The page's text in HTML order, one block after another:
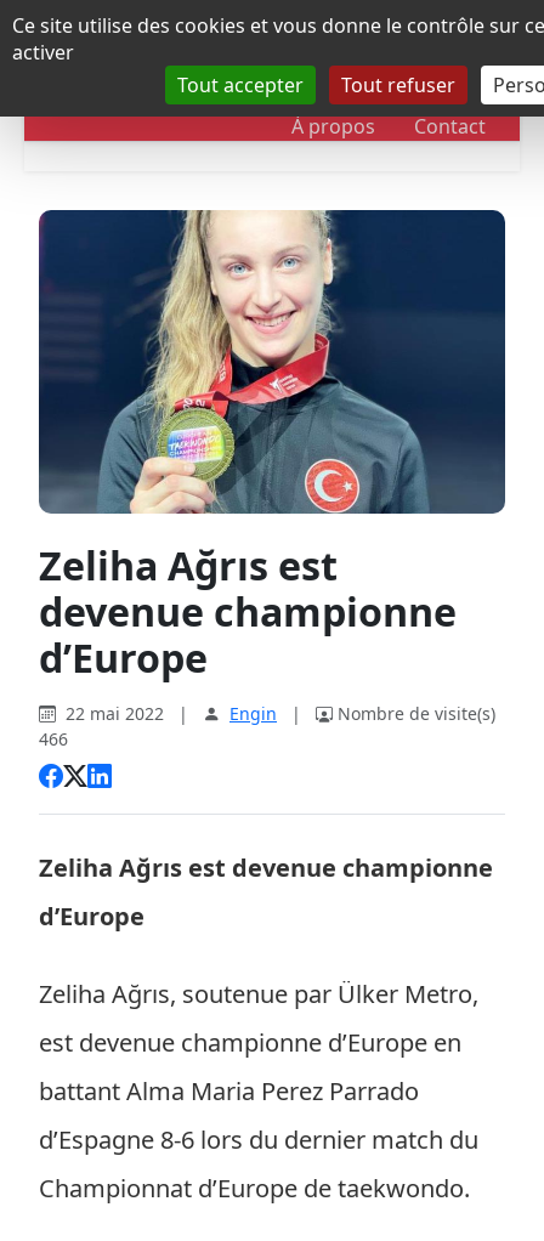
Panneau de gestion des cookies
Ce site utilise des cookies et vous donne le contrôle sur
activer
Tout accepter
Tout refuser
DOSSIERS CHRONOLOGIE
À propos Contact
Zeliha Ağrıs est
devenue championne
d’Europe
22 mai 2022 | Engin |
Nombre de visite(s)
466
Zeliha Ağrıs est devenue championne
d’Europe
Zeliha Ağrıs, soutenue par Ülker Metro,
est devenue championne d’Europe en
battant Alma Maria Perez Parrado
d’Espagne 8-6 lors du dernier match du
Championnat d’Europe de taekwondo.